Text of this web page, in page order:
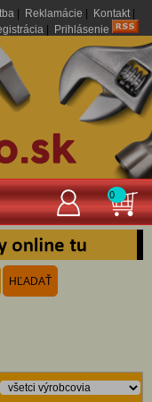
Reklamácie Kontakt|
Prihlásenie
0